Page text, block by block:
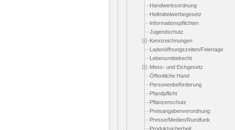
Handwerksordnung
Heilmittelwerbegesetz
Informationspflichten
Jugendschutz
Kennzeichnungen
Ladenöffnungszeiten/Feiertage
Lebensmittelrecht
Mess- und Eichgesetz
Öffentliche Hand
Personenbeförderung
Pfandpflicht
Pflanzenschutz
Preisangabenverordnung
Presse/Medien/Rundfunk